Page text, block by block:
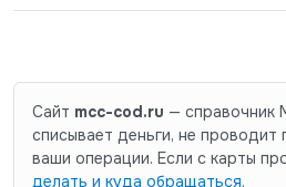
Сайт mcc-cod.ru — справочник
списывает деньги, не проводит
ваши операции. Если с карты
делать и куда обращаться.